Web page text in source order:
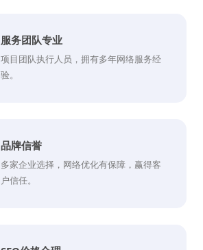
服务团队专业
项目团队执行人员，拥有多年网络服务经
验。
品牌信誉
多家企业选择，网络优化有保障，赢得客
户信任。